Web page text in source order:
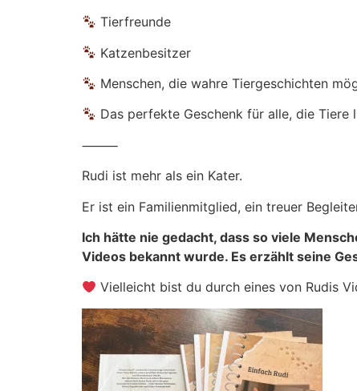
Tierfreunde
Katzenbesitzer
Menschen, die wahre Tiergeschichten
Das perfekte Geschenk für alle, die Tiere
⸻
Rudi ist mehr als ein Kater.
Er ist ein Familienmitglied, ein treuer
Ich hätte nie gedacht, dass so viele
Videos bekannt wurde. Es erzählt seine
Vielleicht bist du durch eines von Rudis